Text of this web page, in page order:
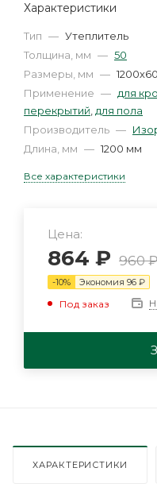
Характеристики
Тип — Утеплитель
Толщина, мм — 50
Размеры, мм —
Применение — для
перекрытий для пола
Производитель —
Длина, мм — 1200 мм
Все характеристики
Цена:
864 ₽ 960
-10% Экономия 96 ₽
Под заказ
ХАРАКТЕРИСТИКИ